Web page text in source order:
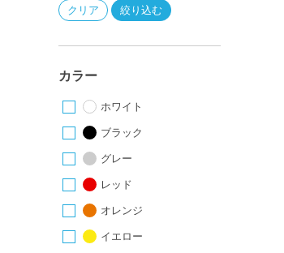
カラー
ホワイト
ブラック
グレー
レッド
オレンジ
イエロー